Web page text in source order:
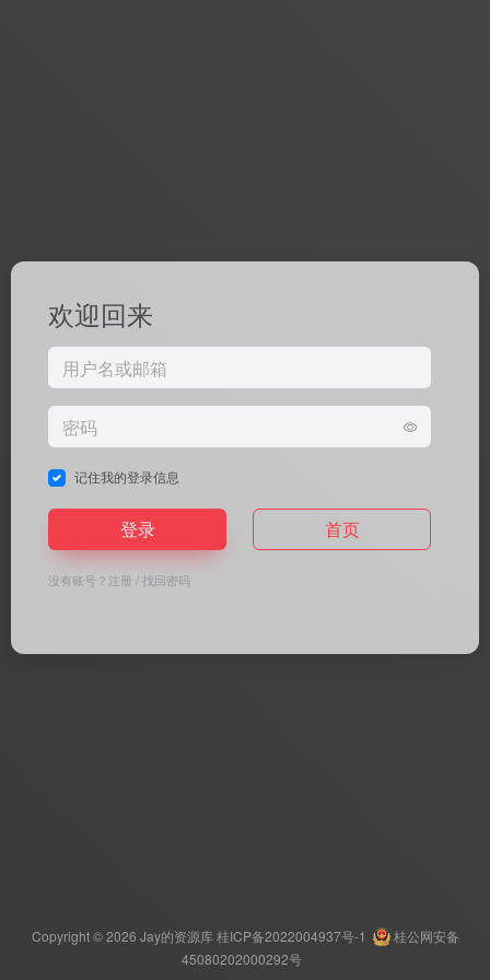
欢迎回来
记住我的登录信息
登录 首页
没有账号？ 注册 /找回密码
Copyright © 2026 Jay的资源库 桂ICP备2022004937号-1
桂公网安备
45080202000292号